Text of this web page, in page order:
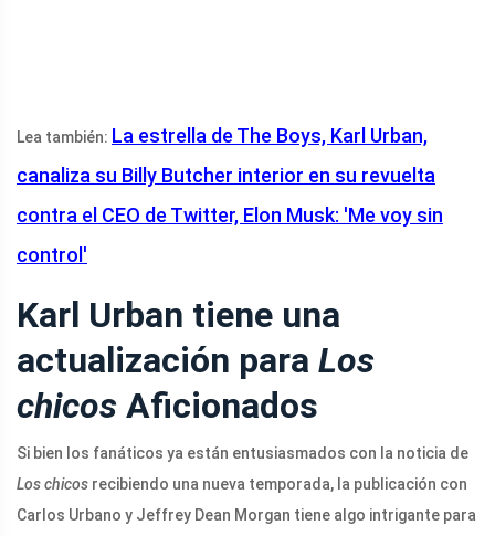
Lea también: La estrella de The Boys, Karl Urban,
canaliza su Billy Butcher interior en su revuelta
contra el CEO de Twitter, Elon Musk: 'Me voy sin
control'
Karl Urban tiene una
actualización para Los
chicos Aficionados
Si bien los fanáticos ya están entusiasmados con la noticia de
Los chicos recibiendo una nueva temporada, la publicación con
Carlos Urbano y Jeffrey Dean Morgan tiene algo intrigante para